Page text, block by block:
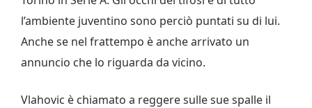
l’ambiente juventino sono perciò puntati su di lui.
Anche se nel frattempo è anche arrivato un
annuncio che lo riguarda da vicino.
Vlahovic è chiamato a reggere sulle sue spalle il